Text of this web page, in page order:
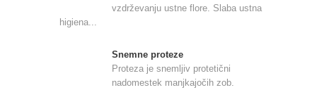
vzdrževanju ustne flore. Slaba ustna
higiena...
Snemne proteze
Proteza je snemljiv protetični
nadomestek manjkajočih zob.